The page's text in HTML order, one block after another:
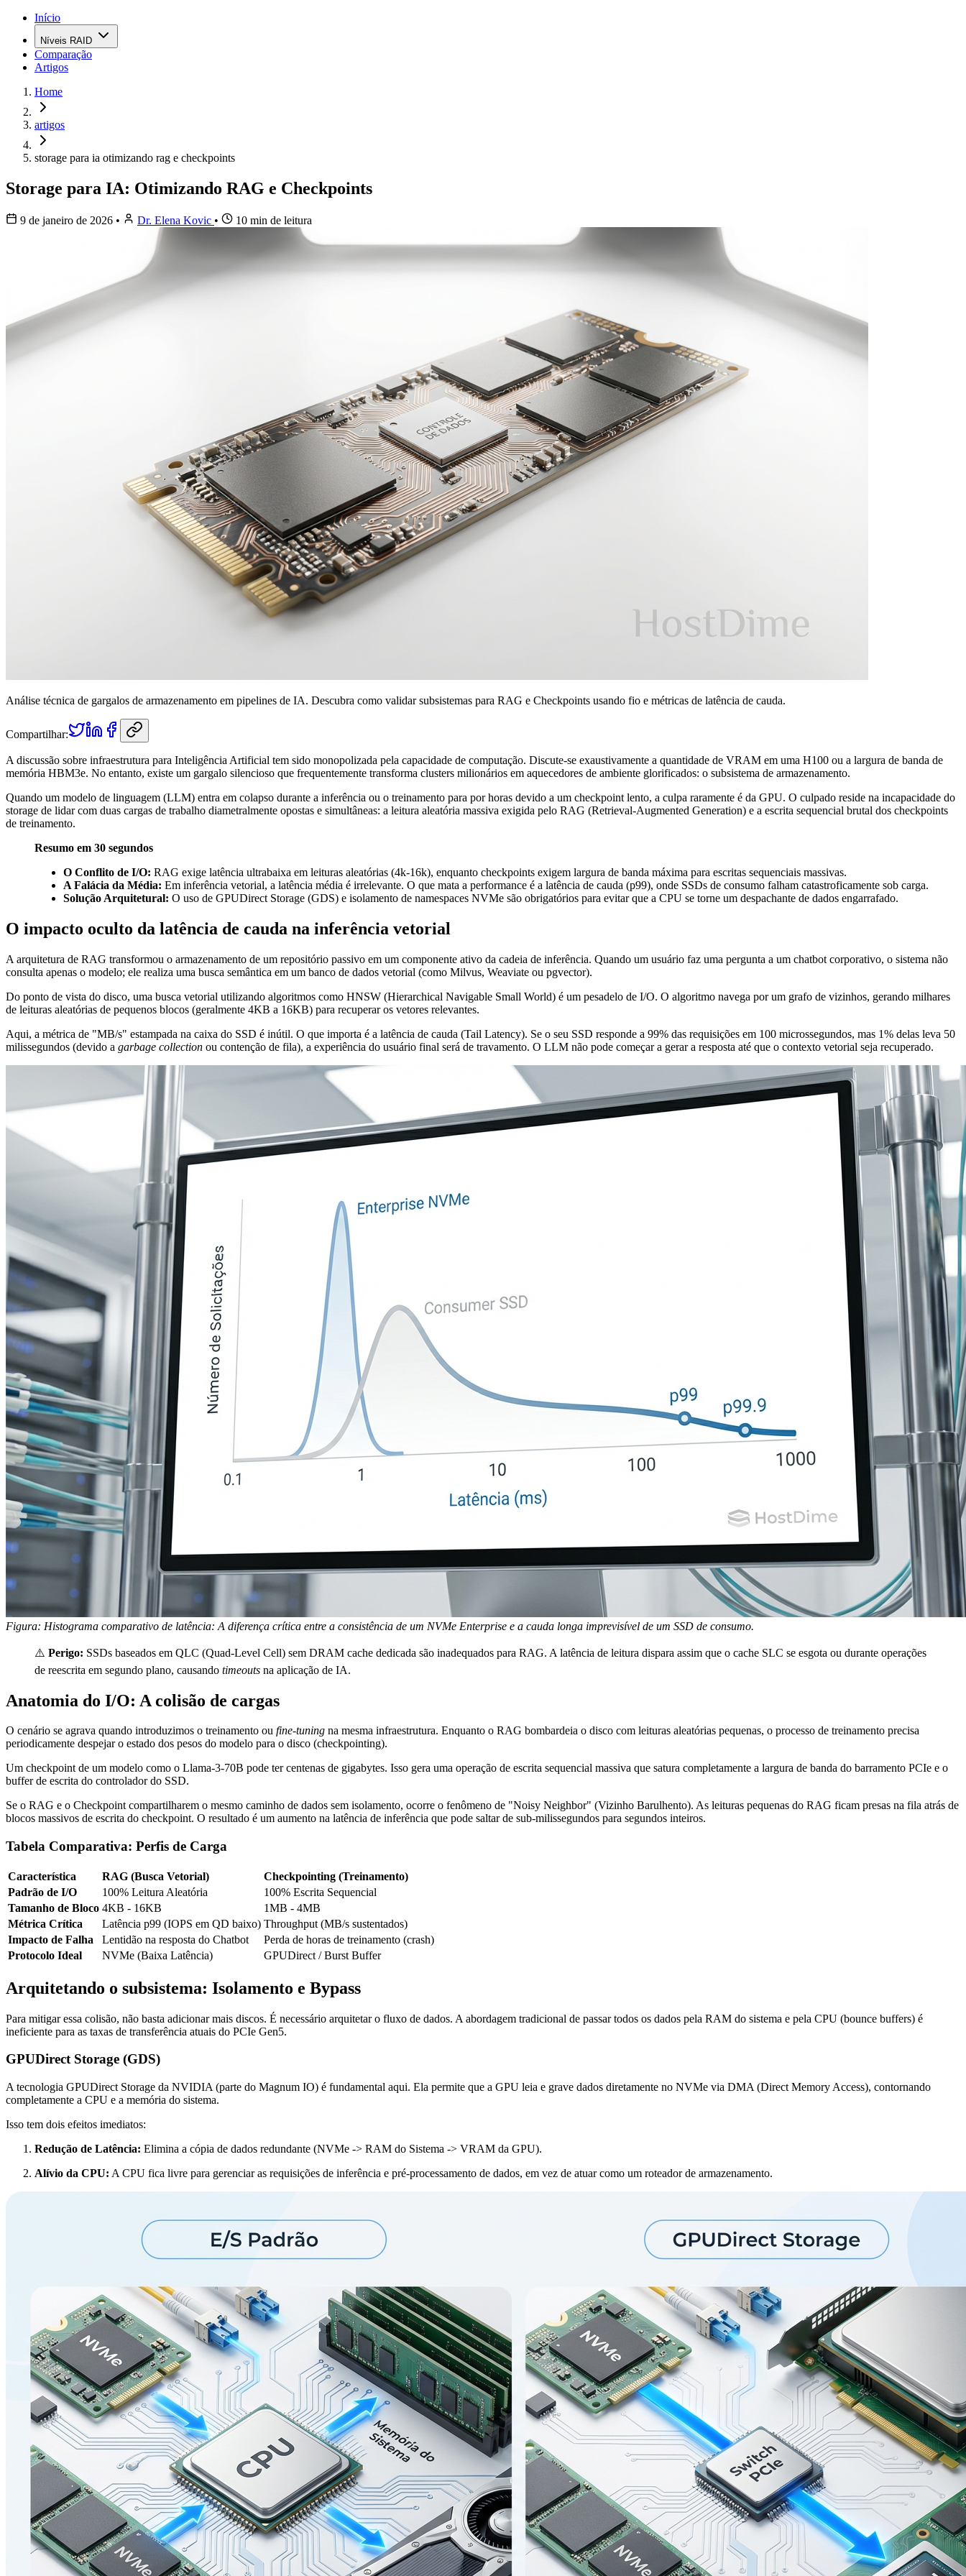
Início
Níveis RAID
Comparação
Artigos
Home
artigos
storage para ia otimizando rag e checkpoints
Storage para IA: Otimizando RAG e Checkpoints
9 de janeiro de 2026 • Dr. Elena Kovic • 10 min de leitura
Análise técnica de gargalos de armazenamento em pipelines de IA. Descubra como validar subsistemas para RAG e Checkpoints usando fio e métricas de latência de cauda.
Compartilhar:
A discussão sobre infraestrutura para Inteligência Artificial tem sido monopolizada pela capacidade de computação. Discute-se exaustivamente a quantidade de VRAM em uma H100 ou a largura de banda de
memória HBM3e. No entanto, existe um gargalo silencioso que frequentemente transforma clusters milionários em aquecedores de ambiente glorificados: o subsistema de armazenamento.
Quando um modelo de linguagem (LLM) entra em colapso durante a inferência ou o treinamento para por horas devido a um checkpoint lento, a culpa raramente é da GPU. O culpado reside na incapacidade do
storage de lidar com duas cargas de trabalho diametralmente opostas e simultâneas: a leitura aleatória massiva exigida pelo RAG (Retrieval-Augmented Generation) e a escrita sequencial brutal dos checkpoints
de treinamento.
Resumo em 30 segundos
O Conflito de I/O: RAG exige latência ultrabaixa em leituras aleatórias (4k-16k), enquanto checkpoints exigem largura de banda máxima para escritas sequenciais massivas.
A Falácia da Média: Em inferência vetorial, a latência média é irrelevante. O que mata a performance é a latência de cauda (p99), onde SSDs de consumo falham catastroficamente sob carga.
Solução Arquitetural: O uso de GPUDirect Storage (GDS) e isolamento de namespaces NVMe são obrigatórios para evitar que a CPU se torne um despachante de dados engarrafado.
O impacto oculto da latência de cauda na inferência vetorial
A arquitetura de RAG transformou o armazenamento de um repositório passivo em um componente ativo da cadeia de inferência. Quando um usuário faz uma pergunta a um chatbot corporativo, o sistema não
consulta apenas o modelo; ele realiza uma busca semântica em um banco de dados vetorial (como Milvus, Weaviate ou pgvector).
Do ponto de vista do disco, uma busca vetorial utilizando algoritmos como HNSW (Hierarchical Navigable Small World) é um pesadelo de I/O. O algoritmo navega por um grafo de vizinhos, gerando milhares
de leituras aleatórias de pequenos blocos (geralmente 4KB a 16KB) para recuperar os vetores relevantes.
Aqui, a métrica de "MB/s" estampada na caixa do SSD é inútil. O que importa é a latência de cauda (Tail Latency). Se o seu SSD responde a 99% das requisições em 100 microssegundos, mas 1% delas leva 50
milissegundos (devido a garbage collection ou contenção de fila), a experiência do usuário final será de travamento. O LLM não pode começar a gerar a resposta até que o contexto vetorial seja recuperado.
Figura: Histograma comparativo de latência: A diferença crítica entre a consistência de um NVMe Enterprise e a cauda longa imprevisível de um SSD de consumo.
⚠️ Perigo: SSDs baseados em QLC (Quad-Level Cell) sem DRAM cache dedicada são inadequados para RAG. A latência de leitura dispara assim que o cache SLC se esgota ou durante operações
de reescrita em segundo plano, causando timeouts na aplicação de IA.
Anatomia do I/O: A colisão de cargas
O cenário se agrava quando introduzimos o treinamento ou fine-tuning na mesma infraestrutura. Enquanto o RAG bombardeia o disco com leituras aleatórias pequenas, o processo de treinamento precisa
periodicamente despejar o estado dos pesos do modelo para o disco (checkpointing).
Um checkpoint de um modelo como o Llama-3-70B pode ter centenas de gigabytes. Isso gera uma operação de escrita sequencial massiva que satura completamente a largura de banda do barramento PCIe e o
buffer de escrita do controlador do SSD.
Se o RAG e o Checkpoint compartilharem o mesmo caminho de dados sem isolamento, ocorre o fenômeno de "Noisy Neighbor" (Vizinho Barulhento). As leituras pequenas do RAG ficam presas na fila atrás de
blocos massivos de escrita do checkpoint. O resultado é um aumento na latência de inferência que pode saltar de sub-milissegundos para segundos inteiros.
Tabela Comparativa: Perfis de Carga
Característica RAG (Busca Vetorial)
Checkpointing (Treinamento)
Padrão de I/O
100% Leitura Aleatória
100% Escrita Sequencial
Tamanho de Bloco 4KB - 16KB
1MB - 4MB
Métrica Crítica
Latência p99 (IOPS em QD baixo) Throughput (MB/s sustentados)
Impacto de Falha
Lentidão na resposta do Chatbot
Perda de horas de treinamento (crash)
Protocolo Ideal
NVMe (Baixa Latência) GPUDirect / Burst Buffer
Arquitetando o subsistema: Isolamento e Bypass
Para mitigar essa colisão, não basta adicionar mais discos. É necessário arquitetar o fluxo de dados. A abordagem tradicional de passar todos os dados pela RAM do sistema e pela CPU (bounce buffers) é
ineficiente para as taxas de transferência atuais do PCIe Gen5.
GPUDirect Storage (GDS)
A tecnologia GPUDirect Storage da NVIDIA (parte do Magnum IO) é fundamental aqui. Ela permite que a GPU leia e grave dados diretamente no NVMe via DMA (Direct Memory Access), contornando
completamente a CPU e a memória do sistema.
Isso tem dois efeitos imediatos:
Redução de Latência: Elimina a cópia de dados redundante (NVMe -> RAM do Sistema -> VRAM da GPU).
Alívio da CPU: A CPU fica livre para gerenciar as requisições de inferência e pré-processamento de dados, em vez de atuar como um roteador de armazenamento.